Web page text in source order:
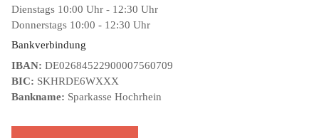
Dienstags 10:00 Uhr - 12:30 Uhr
Donnerstags 10:00 - 12:30 Uhr
Bankverbindung
IBAN: DE02684522900007560709
BIC: SKHRDE6WXXX
Bankname: Sparkasse Hochrhein